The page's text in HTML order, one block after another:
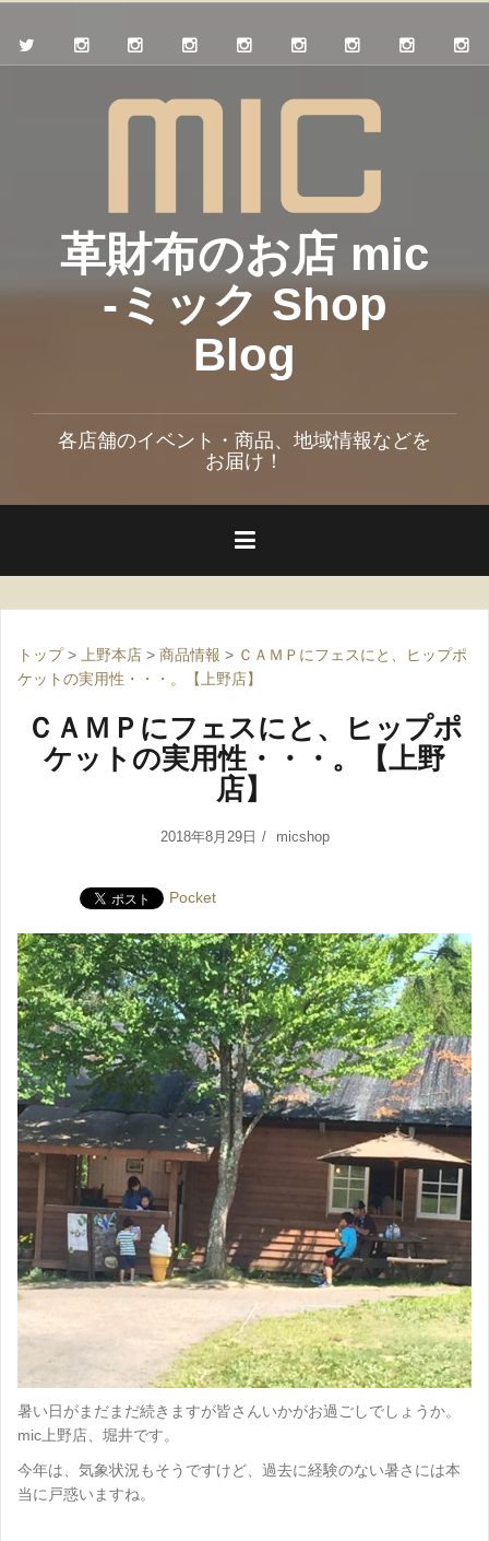
革財布のお店 mic
-ミック Shop
Blog
各店舗のイベント・商品、地域情報などを
お届け！
トップ> 上野本店 > 商品情報 > ＣＡＭＰにフェスにと、ヒップポ
ケットの実用性・・・。【上野店】
ＣＡＭＰにフェスにと、ヒップポ
ケットの実用性・・・。【上野
店】
2018年8月29日 micshop
Pocket
暑い日がまだまだ続きますが皆さんいかがお過ごしでしょうか。
mic上野店、堀井です。
今年は、気象状況もそうですけど、過去に経験のない暑さには本
当に戸惑いますね。